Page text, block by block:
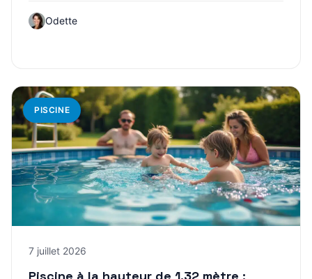
Odette
PISCINE
7 juillet 2026
Piscine à la hauteur de 1.32 mètre :